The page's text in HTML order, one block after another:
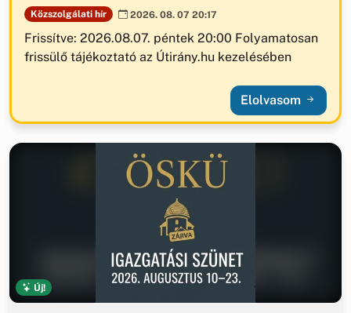
Közszolgálati hír 2026. 08. 07 20:17
Frissítve: 2026.08.07. péntek 20:00 Folyamatosan
frissülő tájékoztató az Útirány.hu kezelésében
Elolvasom
Új!